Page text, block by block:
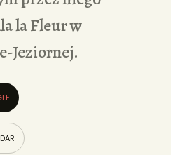
la Fleur w
Jeziornej.